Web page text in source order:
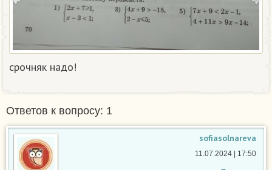
срочняк надо!
Ответов к вопросу: 1
sofiasolnareva
11.07.2024 | 17:50